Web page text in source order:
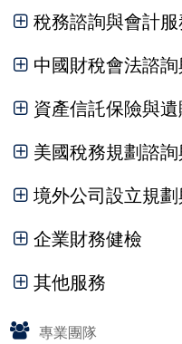
稅務諮詢與會計
中國財稅會法諮
資產信託保險與
美國稅務規劃諮
境外公司設立規
企業財務健檢
其他服務
專業團隊